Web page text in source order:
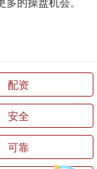
配资
安全
可靠